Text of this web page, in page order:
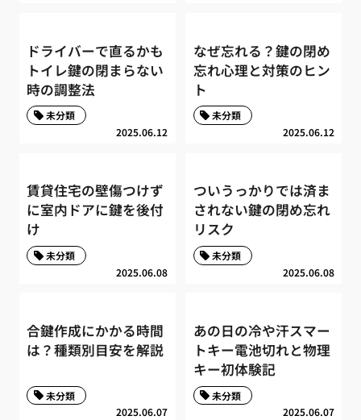
ドライバーで直るかも
トイレ鍵の閉まらない
時の調整法
2025.06.12
未分類
なぜ忘れる？鍵の閉め
忘れ心理と対策のヒン
ト
2025.06.12
未分類
賃貸住宅の壁傷つけず
に室内ドアに鍵を後付
け
2025.06.08
未分類
ついうっかりでは済ま
されない鍵の閉め忘れ
リスク
2025.06.08
未分類
合鍵作成にかかる時間
は？種類別目安を解説
2025.06.07
未分類
あの日の冷や汗スマー
トキー電池切れと物理
キー初体験記
2025.06.07
未分類